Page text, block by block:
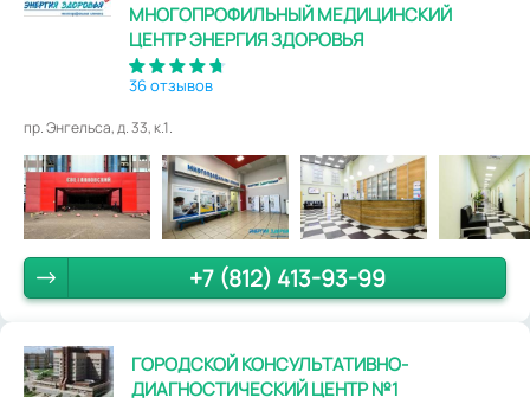
МНОГОПРОФИЛЬНЫЙ МЕДИЦИНСКИЙ
ЦЕНТР ЭНЕРГИЯ ЗДОРОВЬЯ
36 отзывов
пр. Энгельса, д. 33, к.1.
+7 (812) 413-93-99
ГОРОДСКОЙ КОНСУЛЬТАТИВНО-
ДИАГНОСТИЧЕСКИЙ ЦЕНТР №1